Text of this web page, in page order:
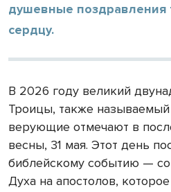
душевные поздравления
сердцу.
В 2026 году великий
Троицы, также
верующие отмечают в
весны, 31 мая. Этот день
библейскому событию —
Духа на апостолов,